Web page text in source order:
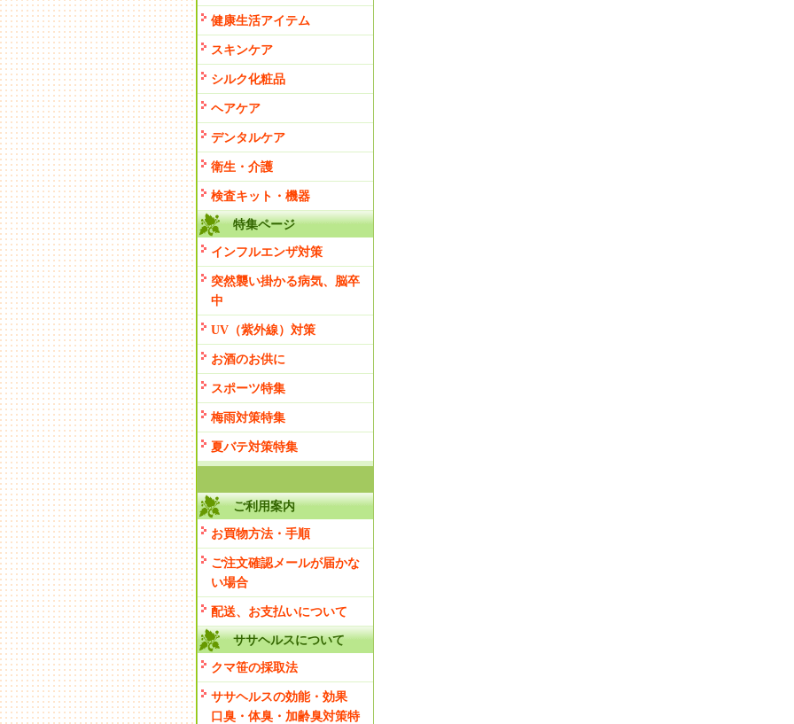
健康生活アイテム
スキンケア
シルク化粧品
ヘアケア
デンタルケア
衛生・介護
検査キット・機器
特集ページ
インフルエンザ対策
突然襲い掛かる病気、脳卒
中
UV（紫外線）対策
お酒のお供に
スポーツ特集
梅雨対策特集
夏バテ対策特集
ご利用案内
お買物方法・手順
ご注文確認メールが届かな
い場合
配送、お支払いについて
ササヘルスについて
クマ笹の採取法
ササヘルスの効能・効果
口臭・体臭・加齢臭対策特